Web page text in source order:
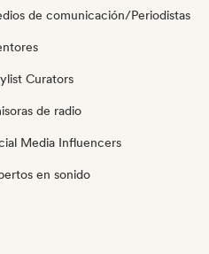
de comunicación/Periodistas
Curators
de radio
Media Influencers
en sonido